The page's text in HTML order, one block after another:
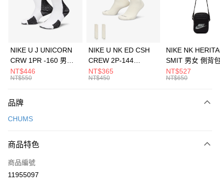
合作金庫商業銀行
第一商業銀行
華南商業銀行
彰化商業銀行
上海商業儲蓄銀行
元大商業銀行
台灣樂天信用卡公司
Apple Pay
全盈+PAY
AFTEE先享後付
【關於「AFTEE先享後付」】
便利好安心！
３．安心：先確認商品／服務後，再付款。
【「AFTEE先享後付」結帳流程】
１．於結帳方式選擇「AFTEE先享後付」後，將跳轉至「AFTEE先享後付」
運送方式
每筆NT$100，滿NT$1,500(含以上)免運費
宅配
每筆NT$100，滿NT$1,500(含以上)免運費
NIKE U J UNICORN
CRW 1PR -160 男女
中統襪 FZ3393100
NT$446
NT$550
NIKE U NK ED CSH
CREW 2P-144
EMBRDY 男女 短統襪
FZ3073133
NT$365
NT$450
NIKE NK
SMIT 男女 側背
BA5871010
NT$527
NT$650
品牌
CHUMS
商品特色
商品編號
11955097